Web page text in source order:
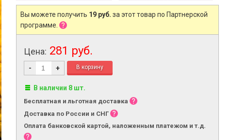
Вы можете получить 19 руб. за этот товар по Партнерской
программе.
Цена: 281 руб.
- +
В наличии 8 шт.
Бесплатная и льготная доставка
Доставка по России и СНГ
Оплата банковской картой, наложенным платежом и т.д.